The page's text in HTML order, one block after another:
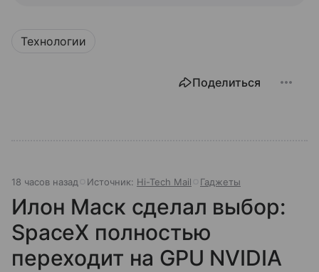
Технологии
Поделиться
18 часов назад Источник: Hi-Tech Mail Гаджеты
Илон Маск сделал выбор:
SpaceX полностью
переходит на GPU NVIDIA